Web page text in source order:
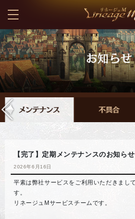
【完了】定期メンテナンスのお知らせ
2026年6月16日
平素は弊社サービスをご利用いただきまし
す。
リネージュMサービスチームです。